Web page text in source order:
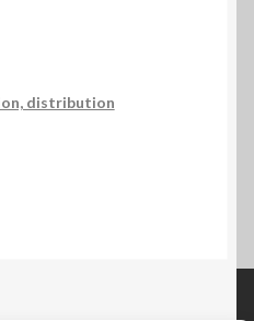
distribution